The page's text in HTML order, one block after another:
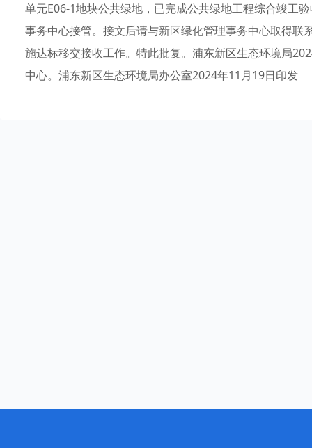
单元E06-1地块公共绿地，已完成公共绿地工程综合竣工
事务中心接管。接文后请与新区绿化管理事务中心取得
施达标移交接收工作。特此批复。浦东新区生态环境局
中心。浦东新区生态环境局办公室2024年11月19日印发